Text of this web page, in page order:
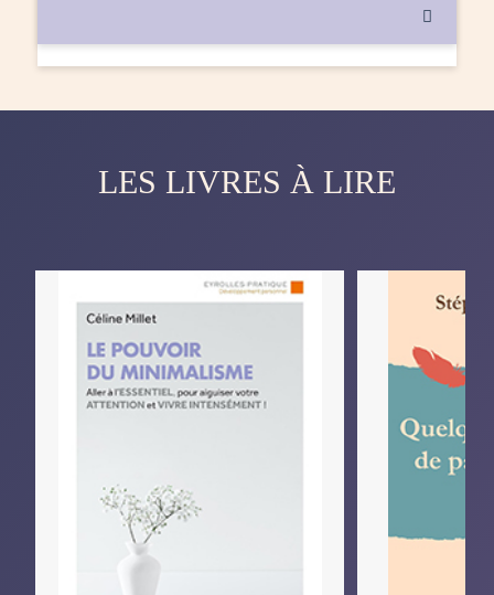

LES LIVRES À LIRE